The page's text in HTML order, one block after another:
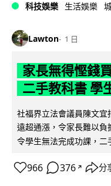
科技娛樂 生活娛樂
Lawton 1 日
家長無得慳錢
二手教科書 學
社福界立法會議員陳文
遠超通漲，令家長難以負
令學生無法完成功課，二
966 376 ↗ 分